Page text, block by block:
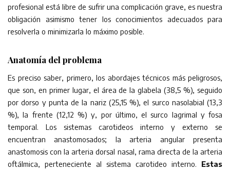
profesional está libre de sufrir una complicación grave, es nuestra
obligación asimismo tener los conocimientos adecuados para
resolverla o minimizarla lo máximo posible.
Anatomía del problema
Es preciso saber, primero, los abordajes técnicos más peligrosos,
que son, en primer lugar, el área de la glabela (38,5 %), seguido
por dorso y punta de la nariz (25,15 %), el surco nasolabial (13,3
%), la frente (12,12 %) y, por último, el surco lagrimal y fosa
temporal. Los sistemas carotideos interno y externo se
encuentran anastomosados; la arteria angular presenta
anastomosis con la arteria dorsal nasal, rama directa de la arteria
oftálmica, perteneciente al sistema carotideo interno. Estas